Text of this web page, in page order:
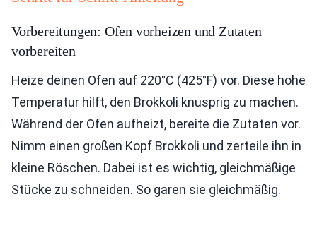
Vorbereitungen: Ofen vorheizen und Zutaten
vorbereiten
Heize deinen Ofen auf 220°C (425°F) vor. Diese hohe
Temperatur hilft, den Brokkoli knusprig zu machen.
Während der Ofen aufheizt, bereite die Zutaten vor.
Nimm einen großen Kopf Brokkoli und zerteile ihn in
kleine Röschen. Dabei ist es wichtig, gleichmäßige
Stücke zu schneiden. So garen sie gleichmäßig.